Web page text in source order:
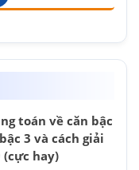
toán về căn bậc
3 và cách giải
(cực hay)